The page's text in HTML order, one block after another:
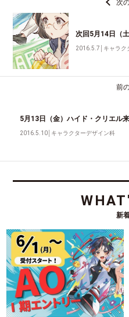
次
次回5月14日（
2016.5.7 キャラク
前
5月13日（金）ハイド・クリエル来
2016.5.10 キャラクターデザイン科
新